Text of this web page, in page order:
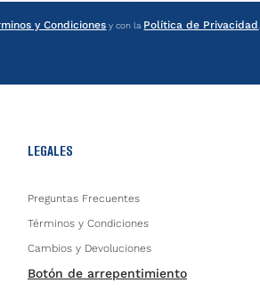
y Condiciones y con la Política de Privacidad
LEGALES
Preguntas Frecuentes
Términos y Condiciones
Cambios y Devoluciones
Botón de arrepentimiento